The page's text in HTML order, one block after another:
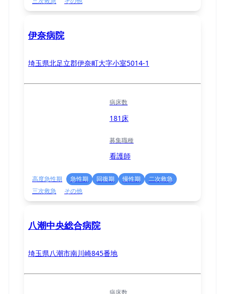
伊奈病院
埼玉県北足立郡伊奈町大字小室5014-1
病床数
181床
募集職種
看護師
高度急性期 急性期 回復期 慢性期
二次救急
三次救急
その他
八潮中央総合病院
埼玉県八潮市南川崎845番地